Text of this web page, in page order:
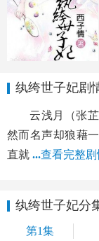
纨绔世子妃剧
云浅月（张
然而名声却狼藉
直就 ...查看完整剧
纨绔世子妃分
第1集